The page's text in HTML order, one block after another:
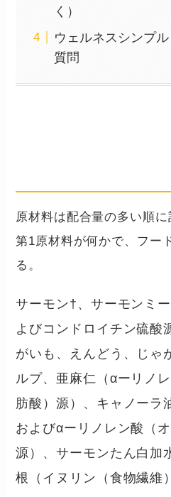
く）
ウェルネスシンプ
質問
原材料は配合量の多い順に
第1原材料が何かで、フー
る。
サーモン†、サーモンミ
よびコンドロイチン硫酸
がいも、えんどう、じゃ
ルプ、亜麻仁（αーリノ
肪酸）源）、キャノーラ
およびαーリノレン酸（
源）、サーモンたん白加
根（イヌリン（食物繊維